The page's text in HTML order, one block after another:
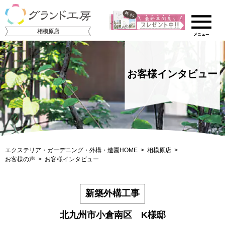
相模原店
お客様インタビュー
エクステリア・ガーデニング・外構・造園HOME
相模原店
お客様の声
お客様インタビュー
新築外構工事
北九州市小倉南区 K様邸